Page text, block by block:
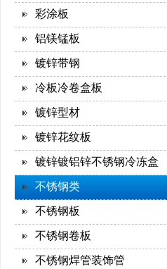
彩涂板
铝镁锰板
镀锌带钢
冷板冷卷盒板
镀锌型材
镀锌花纹板
镀锌镀铝锌不锈钢冷冻盒
不锈钢类
不锈钢板
不锈钢卷板
不锈钢焊管装饰管